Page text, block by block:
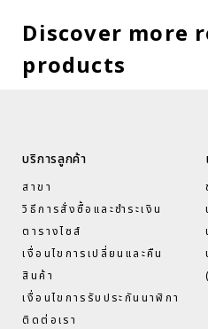
Discover more
products
บริการลูกค้า
สาขา
วิธีการสั่งซื้อและชำระเงิน
ตารางไซส์
เงื่อนไขการเปลี่ยนและคืน
สินค้า
เงื่อนไขการรับประกันนาฬิกา
ติดต่อเรา